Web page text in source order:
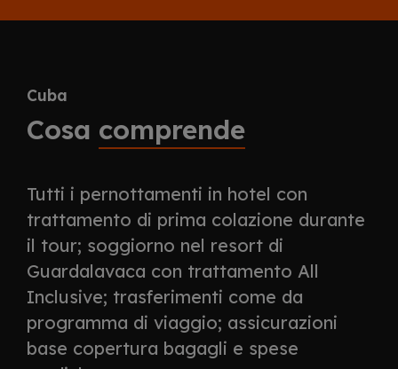
Cuba
Cosa comprende
Tutti i pernottamenti in hotel con
trattamento di prima colazione durante
il tour; soggiorno nel resort di
Guardalavaca con trattamento All
Inclusive; trasferimenti come da
programma di viaggio; assicurazioni
base copertura bagagli e spese